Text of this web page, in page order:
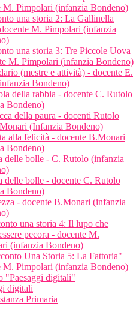
M. Pimpolari (infanzia Bondeno)
una storia 2: La Gallinella
M. Pimpolari (infanzia
una storia 3: Tre Piccole Uova
M. Pimpolari (infanzia Bondeno)
(mestre e attività) - docente E.
Bondeno)
della rabbia - docente C. Rutolo
Bondeno)
della paura - docenti Rutolo
(Infanzia Bondeno)
alla felicità - docente B.Monari
Bondeno)
delle bolle - C. Rutolo (infanzia
delle bolle - docente C. Rutolo
Bondeno)
- docente B.Monari (infanzia
una storia 4: Il lupo che
pecora - docente M.
(infanzia Bondeno)
Una Storia 5: La Fattoria"
M. Pimpolari (infanzia Bondeno)
"Paesaggi digitali"
digitali
Primaria